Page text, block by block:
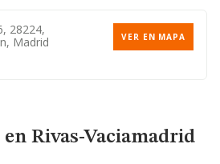
28224,
Madrid
VER EN MAPA
en Rivas-Vaciamadrid